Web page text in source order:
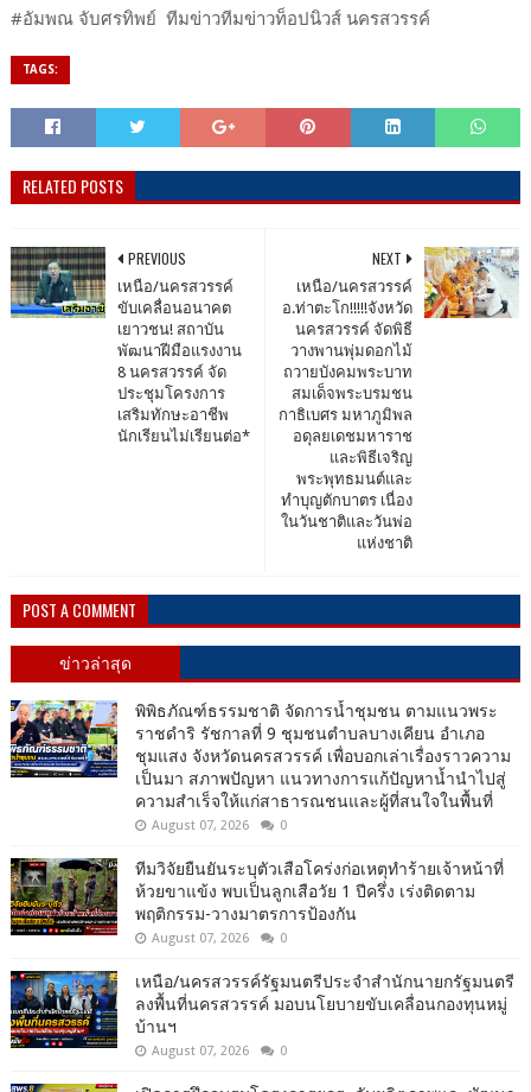
#อัมพณ จับศรทิพย์ ทีมข่าวทีมข่าวท็อปนิวส์ นครสวรรค์
TAGS:
RELATED POSTS
NEXT
เหนือ/นครสวรรค์
อ.ท่าตะโก!!!!!จังหวัด
นครสวรรค์ จัดพิธี
วางพานพุ่มดอกไม้
ถวายบังคมพระบาท
สมเด็จพระบรมชน
กาธิเบศร มหาภูมิพล
อดุลยเดชมหาราช
และพิธีเจริญ
พระพุทธมนต์และ
ทำบุญตักบาตร เนื่อง
ในวันชาติและวันพ่อ
แห่งชาติ
PREVIOUS
เหนือ/นครสวรรค์
ขับเคลื่อนอนาคต
เยาวชน! สถาบัน
พัฒนาฝีมือแรงงาน
8 นครสวรรค์ จัด
ประชุมโครงการ
เสริมทักษะอาชีพ
นักเรียนไม่เรียนต่อ*
POST A COMMENT
ข่าวล่าสุด
พิพิธภัณฑ์ธรรมชาติ จัดการน้ำชุมชน ตามแนวพระ
ราชดำริ รัชกาลที่ 9 ชุมชนตำบลบางเคียน อำเภอ
ชุมแสง จังหวัดนครสวรรค์ เพื่อบอกเล่าเรื่องราวความ
เป็นมา สภาพปัญหา แนวทางการแก้ปัญหาน้ำนำไปสู่
ความสำเร็จให้แก่สาธารณชนและผู้ที่สนใจในพื้นที่
August 07, 2026 0
ทีมวิจัยยืนยันระบุตัวเสือโคร่งก่อเหตุทำร้ายเจ้าหน้าที่
ห้วยขาแข้ง พบเป็นลูกเสือวัย 1 ปีครึ่ง เร่งติดตาม
พฤติกรรม-วางมาตรการป้องกัน
August 07, 2026 0
เหนือ/นครสวรรค์รัฐมนตรีประจำสำนักนายกรัฐมนตรี
ลงพื้นที่นครสวรรค์ มอบนโยบายขับเคลื่อนกองทุนหมู่
บ้านฯ
August 07, 2026 0